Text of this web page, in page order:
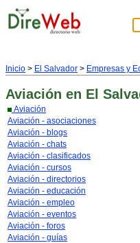
Inicio > El Salvador > Empresas y
Aviación en El
Aviación
Aviación - asociaciones
Aviación - blogs
Aviación - chats
Aviación - clasificados
Aviación - cursos
Aviación - directorios
Aviación - educación
Aviación - empleo
Aviación - eventos
Aviación - foros
Aviación - guías